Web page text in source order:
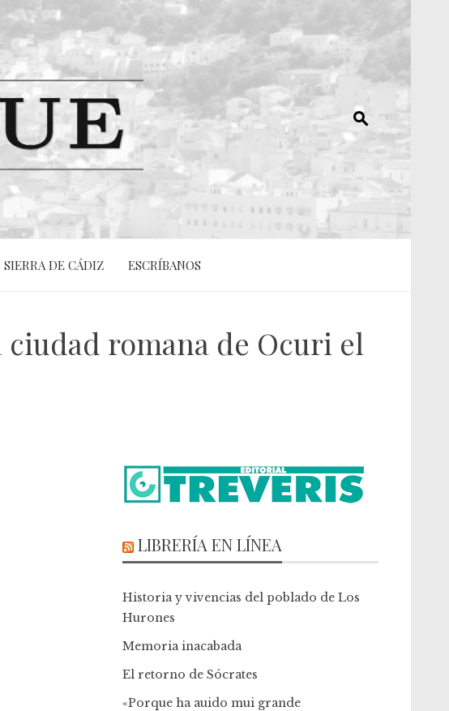
SIERRA DE CÁDIZ ESCRÍBANOS
ciudad romana de Ocuri el
LIBRERÍA EN LÍNEA
Historia y vivencias del poblado de Los
Hurones
Memoria inacabada
El retorno de Sócrates
«Porque ha auido mui grande